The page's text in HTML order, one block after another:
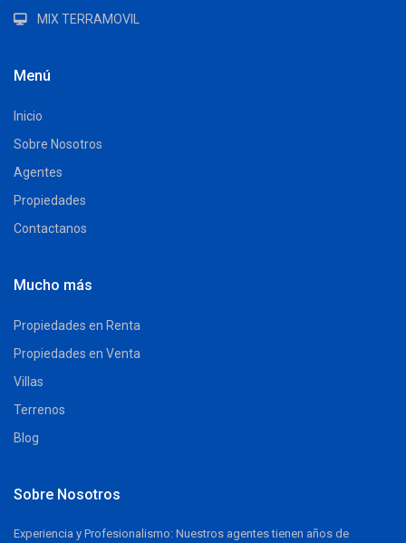
MIX TERRAMOVIL
Menú
Inicio
Sobre Nosotros
Agentes
Propiedades
Contactanos
Mucho más
Propiedades en Renta
Propiedades en Venta
Villas
Terrenos
Blog
Sobre Nosotros
Experiencia y Profesionalismo: Nuestros agentes tienen años de